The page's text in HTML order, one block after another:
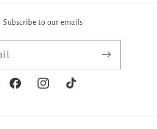
Subscribe to our emails
FacebookInstagramTikTok